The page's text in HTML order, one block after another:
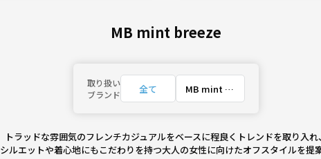
MB mint breeze
取り扱い
ブランド
全て
MB mint br
eeze
トラッドな雰囲気のフレンチカジュアルをベースに程良くトレンドを取り入れ
シルエットや着心地にもこだわりを持つ大人の女性に向けたオフスタイルを提